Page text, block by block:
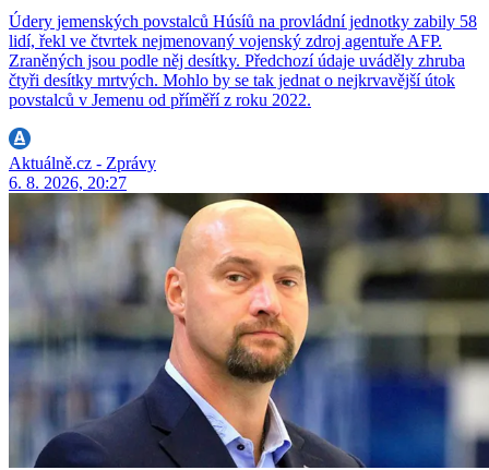
Údery jemenských povstalců Húsíů na provládní jednotky zabily 58
lidí, řekl ve čtvrtek nejmenovaný vojenský zdroj agentuře AFP.
Zraněných jsou podle něj desítky. Předchozí údaje uváděly zhruba
čtyři desítky mrtvých. Mohlo by se tak jednat o nejkrvavější útok
povstalců v Jemenu od příměří z roku 2022.
Aktuálně.cz - Zprávy
6. 8. 2026, 20:27